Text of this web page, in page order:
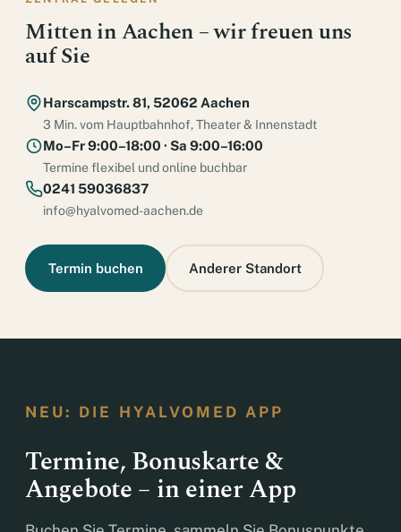
Mitten in Aachen – wir freuen uns
auf Sie
Harscampstr. 81, 52062 Aachen
3 Min. vom Hauptbahnhof, Theater & Innenstadt
Mo–Fr 9:00–18:00 · Sa 9:00–16:00
Termine flexibel und online buchbar
0241 59036837
info@hyalvomed-aachen.de
Termin buchen Anderer Standort
NEU: DIE HYALVOMED APP
Termine, Bonuskarte &
Angebote – in einer App